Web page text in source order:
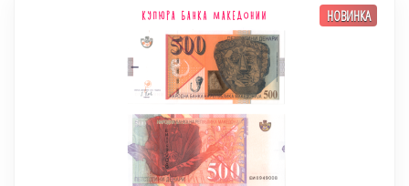
НОВИНКА